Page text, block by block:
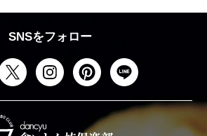
SNSをフォロー